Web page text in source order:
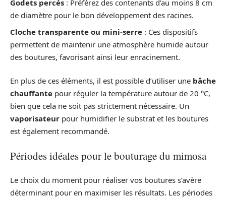
Godets percés : Préférez des contenants d’au moins 8 cm
de diamètre pour le bon développement des racines.
Cloche transparente ou mini-serre : Ces dispositifs
permettent de maintenir une atmosphère humide autour
des boutures, favorisant ainsi leur enracinement.
En plus de ces éléments, il est possible d’utiliser une bâche
chauffante pour réguler la température autour de 20 °C,
bien que cela ne soit pas strictement nécessaire. Un
vaporisateur pour humidifier le substrat et les boutures
est également recommandé.
Périodes idéales pour le bouturage du mimosa
Le choix du moment pour réaliser vos boutures s’avère
déterminant pour en maximiser les résultats. Les périodes